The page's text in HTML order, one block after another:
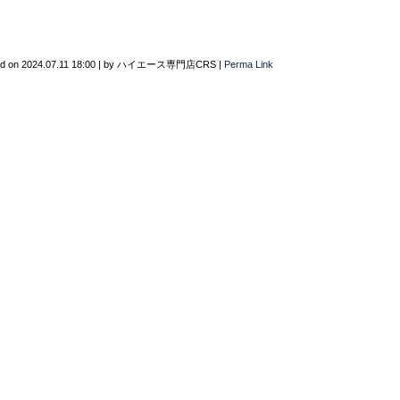
on 2024.07.11 18:00 | by ハイエース専門店CRS | Perma Link